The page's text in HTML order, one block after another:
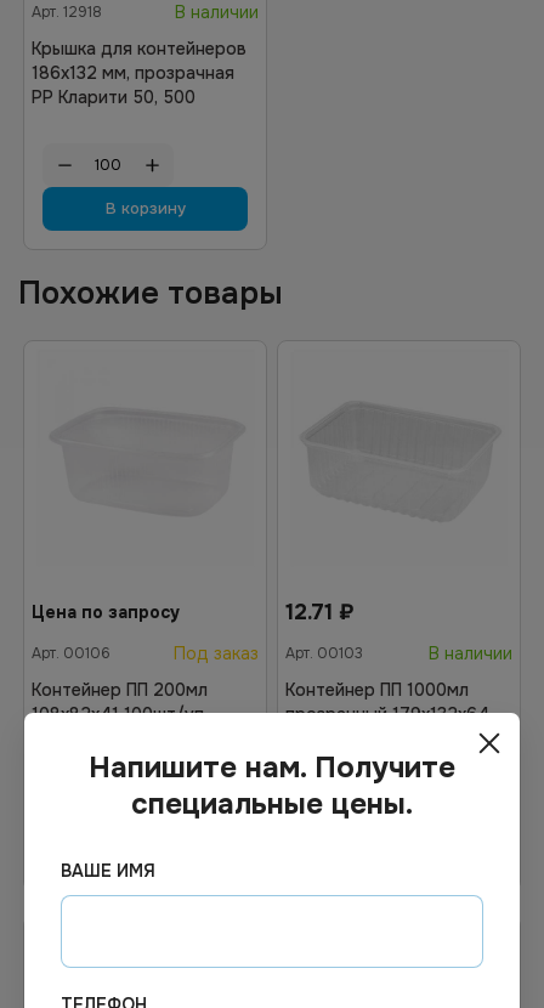
Арт. 12918
В наличии
Крышка для контейнеров
186х132 мм, прозрачная
РР Кларити 50, 500
В корзину
Похожие товары
Цена по запросу
Арт. 00106
Под заказ
Контейнер ПП 200мл
108х82х41 100шт/уп
12.71 ₽
Арт. 00103
В наличии
Контейнер ПП 1000мл
прозрачный 179х132х64
Напишите нам. Получите
специальные цены.
ВАШЕ ИМЯ